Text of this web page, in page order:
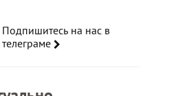
Подпишитесь на нас в
телеграме